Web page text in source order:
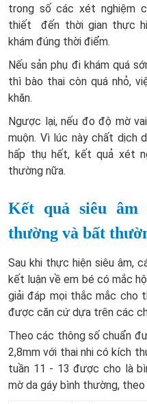
trong số các xét nghiệm
thiết đến thời gian thực
khám đúng thời điểm.
Nếu sản phụ đi khám quá
thì bào thai còn quá nhỏ,
khăn.
Ngược lại, nếu đo độ mờ
muộn. Vì lúc này chất dịch
hấp thụ hết, kết quả xét
thường nữa.
Kết quả siêu
thường và bất
Sau khi thực hiện siêu âm,
kết luận về em bé có mắc
giải đáp mọi thắc mắc cho
được căn cứ dựa trên các
Theo các thông số chuẩn
2,8mm với thai nhi có kích
tuần 11 - 13 được cho là
mờ da gáy bình thường,